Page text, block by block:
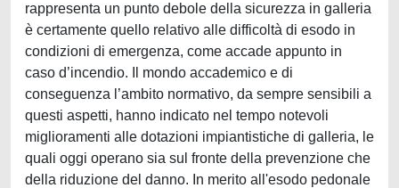
rappresenta un punto debole della sicurezza in galleria
è certamente quello relativo alle difficoltà di esodo in
condizioni di emergenza, come accade appunto in
caso d’incendio. Il mondo accademico e di
conseguenza l’ambito normativo, da sempre sensibili a
questi aspetti, hanno indicato nel tempo notevoli
miglioramenti alle dotazioni impiantistiche di galleria, le
quali oggi operano sia sul fronte della prevenzione che
della riduzione del danno. In merito all'esodo pedonale